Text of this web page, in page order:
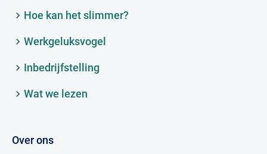
Hoe kan het slimmer?
Werkgeluksvogel
Inbedrijfstelling
Wat we lezen
Over ons